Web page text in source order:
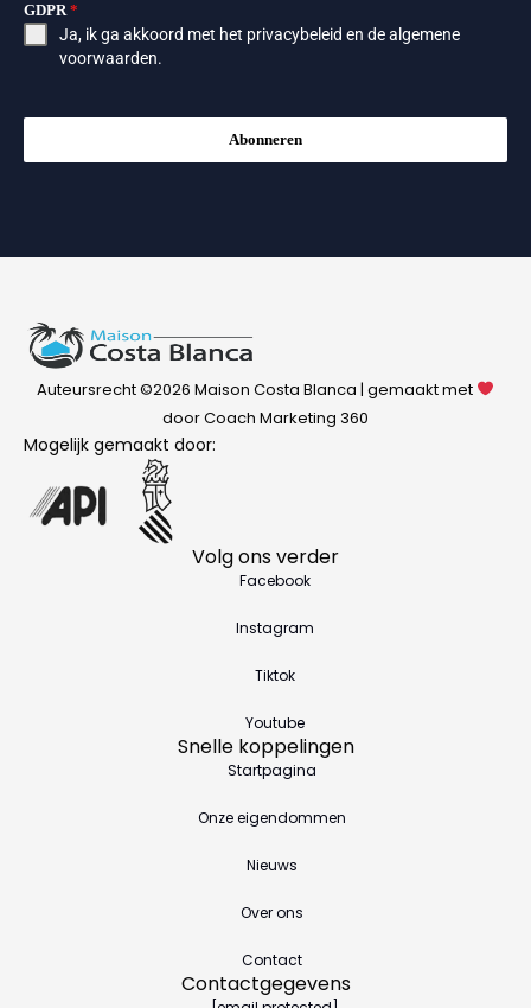
GDPR*
Ja, ik ga akkoord met het privacybeleid en dealgemene
voorwaarden.
Abonneren
Auteursrecht ©2026 Maison Costa Blanca | gemaakt met
door Coach Marketing 360
Mogelijk gemaakt door:
Volg ons verder
Facebook
Instagram
Tiktok
Youtube
Contactgegevens
Snelle koppelingen
Startpagina
Onze eigendommen
Nieuws
Over ons
Contact